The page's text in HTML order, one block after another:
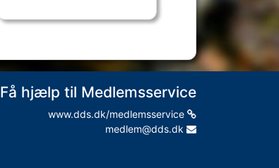
Få hjælp til Medlemsservice
www.dds.dk/medlemsservice
medlem@dds.dk